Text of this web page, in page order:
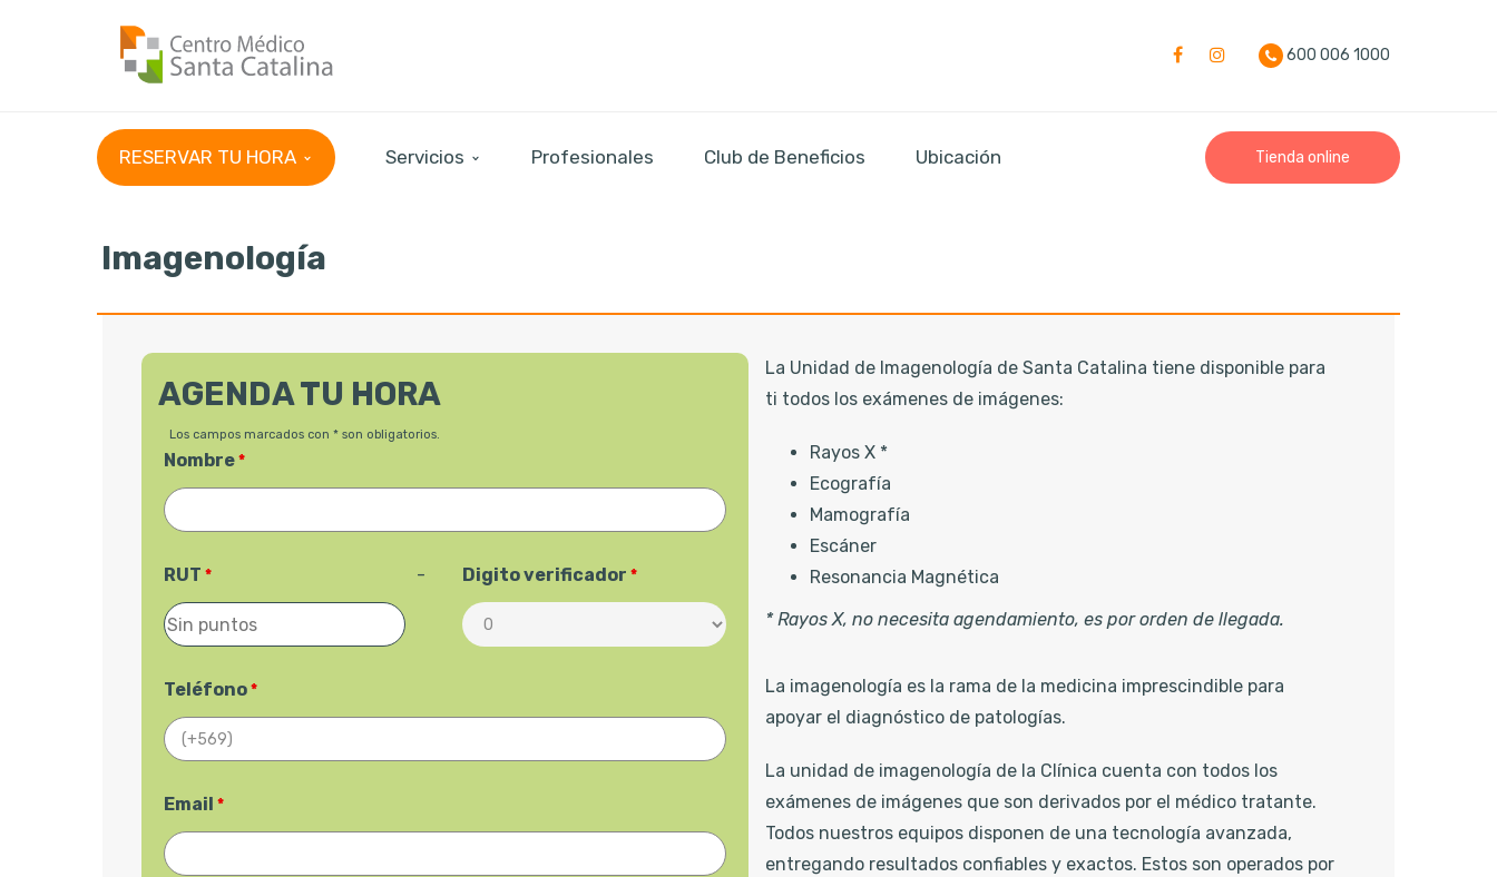
600 006 1000
RESERVAR TU HORA Servicios Profesionales Club de Beneficios Ubicación Tienda online
Imagenología
AGENDA TU HORA
Los campos marcados con * son obligatorios.
Nombre*
RUT * - Digito verificador *
Teléfono*
Email *
La Unidad de Imagenología de Santa Catalina tiene disponible para
ti todos los exámenes de imágenes:
Rayos X *
Ecografía
Mamografía
Escáner
Resonancia Magnética
* Rayos X, no necesita agendamiento, es por orden de llegada.
La imagenología es la rama de la medicina imprescindible para
apoyar el diagnóstico de patologías.
La unidad de imagenología de la Clínica cuenta con todos los
exámenes de imágenes que son derivados por el médico tratante.
Todos nuestros equipos disponen de una tecnología avanzada,
entregando resultados confiables y exactos. Estos son operados por